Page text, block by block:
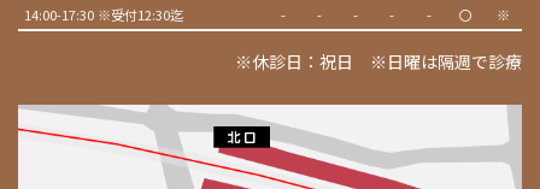
14:00-17:30 ※受付12:30迄
- - - - - 〇 ※
※休診日：祝日 ※日曜は隔週で診療